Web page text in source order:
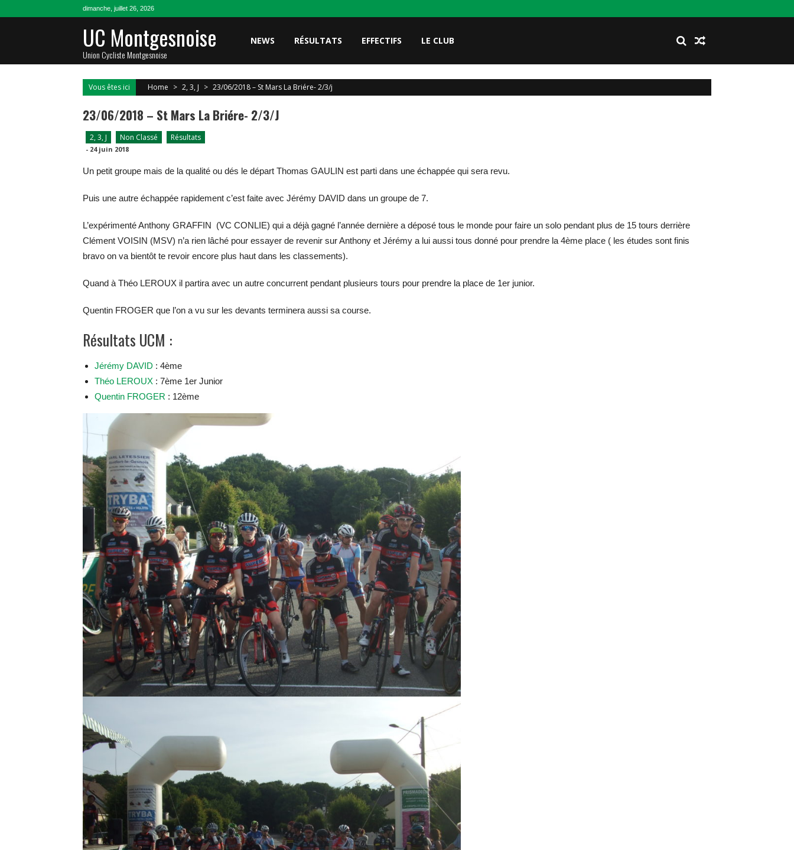
dimanche, juillet 26, 2026
UC Montgesnoise
Union Cycliste Montgesnoise
NEWS RÉSULTATS EFFECTIFS LE CLUB
Vous êtes ici Home > 2, 3, J > 23/06/2018 – St Mars La Briére- 2/3/j
23/06/2018 – St Mars La Briére- 2/3/j
2, 3, J Non Classé Résultats
- 24 juin 2018
Un petit groupe mais de la qualité ou dés le départ Thomas GAULIN est parti dans une échappée qui sera revu.
Puis une autre échappée rapidement c’est faite avec Jérémy DAVID dans un groupe de 7.
L’expérimenté Anthony GRAFFIN (VC CONLIE) qui a déjà gagné l’année dernière a déposé tous le monde pour faire un solo pendant plus de 15 tours derrière
Clément VOISIN (MSV) n’a rien lâché pour essayer de revenir sur Anthony et Jérémy a lui aussi tous donné pour prendre la 4ème place ( les études sont finis
bravo on va bientôt te revoir encore plus haut dans les classements).
Quand à Théo LEROUX il partira avec un autre concurrent pendant plusieurs tours pour prendre la place de 1er junior.
Quentin FROGER que l’on a vu sur les devants terminera aussi sa course.
Résultats UCM :
Jérémy DAVID : 4ème
Théo LEROUX : 7ème 1er Junior
Quentin FROGER : 12ème